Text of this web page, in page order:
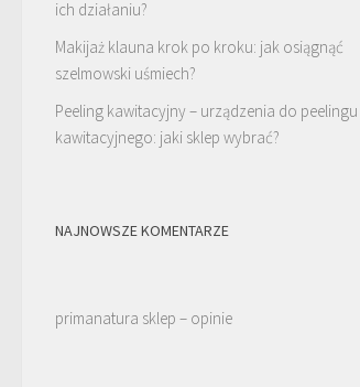
ich działaniu?
Makijaż klauna krok po kroku: jak osiągnąć
szelmowski uśmiech?
Peeling kawitacyjny – urządzenia do peelingu
kawitacyjnego: jaki sklep wybrać?
NAJNOWSZE KOMENTARZE
primanatura sklep – opinie